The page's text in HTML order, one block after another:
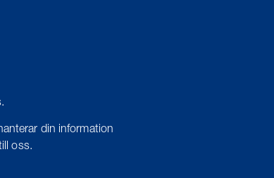
din information
oss.